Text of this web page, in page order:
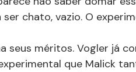
chato, vazio. O
seus méritos. Vogler já
que Malick